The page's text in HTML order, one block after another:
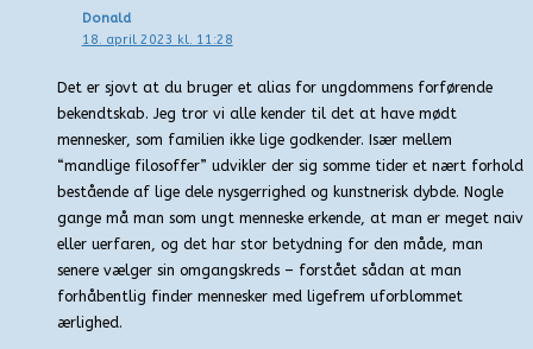
Donald
18. april 2023 kl. 11:28
Det er sjovt at du bruger et alias for ungdommens forførende
bekendtskab. Jeg tror vi alle kender til det at have mødt
mennesker, som familien ikke lige godkender. Især mellem
“mandlige filosoffer” udvikler der sig somme tider et nært forhold
bestående af lige dele nysgerrighed og kunstnerisk dybde. Nogle
gange må man som ungt menneske erkende, at man er meget naiv
eller uerfaren, og det har stor betydning for den måde, man
senere vælger sin omgangskreds – forstået sådan at man
forhåbentlig finder mennesker med ligefrem uforblommet
ærlighed.